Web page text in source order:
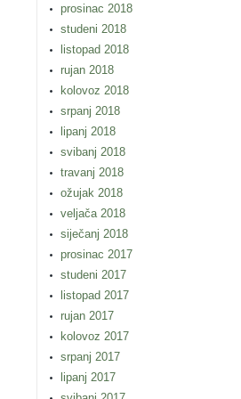
prosinac 2018
studeni 2018
listopad 2018
rujan 2018
kolovoz 2018
srpanj 2018
lipanj 2018
svibanj 2018
travanj 2018
ožujak 2018
veljača 2018
siječanj 2018
prosinac 2017
studeni 2017
listopad 2017
rujan 2017
kolovoz 2017
srpanj 2017
lipanj 2017